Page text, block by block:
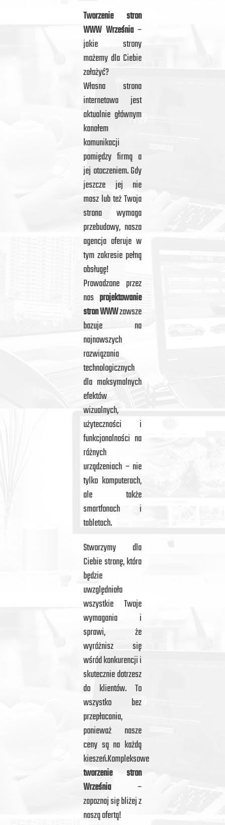
Tworzenie stron
WWW Września–
jakie strony
możemy dla Ciebie
założyć?
Własna strona
internetowa jest
aktualnie głównym
kanałem
komunikacji
pomiędzy firmą a
jej otoczeniem. Gdy
jeszcze jej nie
masz lub też Twoja
strona wymaga
przebudowy, nasza
agencja oferuje w
tym zakresie pełną
obsługę!
Prowadzone przez
nas projektowanie
stron WWWzawsze
bazuje na
najnowszych
rozwiązania
technologicznych
dla maksymalnych
efektów
wizualnych,
użyteczności i
funkcjonalności na
różnych
urządzeniach – nie
tylko komputerach,
ale także
smartfonach i
tabletach.
Stworzymy dla
Ciebie stronę, która
będzie
uwzględniała
wszystkie Twoje
wymagania i
sprawi, że
wyróżnisz się
wśród konkurencji i
skutecznie dotrzesz
do klientów. To
wszystko bez
przepłacania,
ponieważ nasze
ceny są na każdą
kieszeń.Kompleksowe
tworzenie stron
Września–
zapoznaj się bliżej z
naszą ofertą!